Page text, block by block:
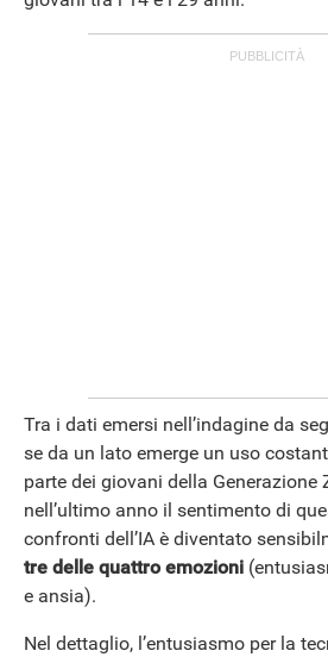
Tra i dati emersi nell’indagine da
se da un lato emerge un uso
parte dei giovani della Generazione
nell’ultimo anno il sentimento di
confronti dell’IA è diventato
tre delle quattro emozioni
e ansia).
Nel dettaglio, l’entusiasmo per la